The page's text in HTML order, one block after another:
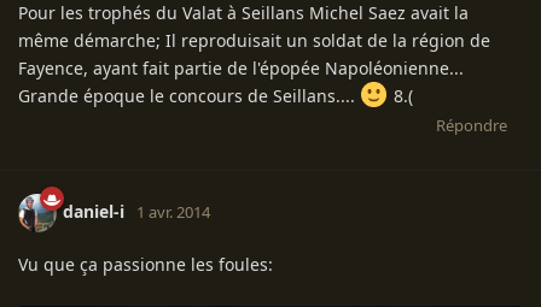
Pour les trophés du Valat à Seillans Michel Saez avait la
même démarche; Il reproduisait un soldat de la région de
Fayence, ayant fait partie de l'épopée Napoléonienne...
Grande époque le concours de Seillans....
8.(
Répondre
daniel-i 1 avr. 2014
Vu que ça passionne les foules: